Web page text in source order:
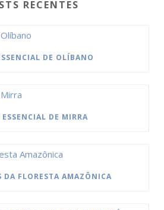
RECENTES
DE OLÍBANO
ESSENCIAL DE MIRRA
DA FLORESTA AMAZÔNICA